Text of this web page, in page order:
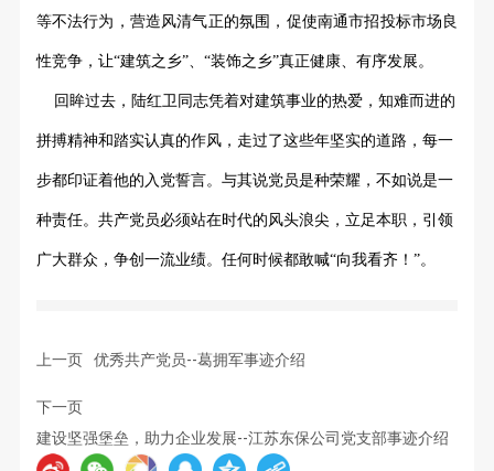
等不法行为，营造风清气正的氛围，促使南通市招投标市场良
性竞争，让“建筑之乡”、“装饰之乡”真正健康、有序发展。
回眸过去，陆红卫同志凭着对建筑事业的热爱，知难而进的
拼搏精神和踏实认真的作风，走过了这些年坚实的道路，每一
步都印证着他的入党誓言。与其说党员是种荣耀，不如说是一
种责任。共产党员必须站在时代的风头浪尖，立足本职，引领
广大群众，争创一流业绩。任何时候都敢喊“向我看齐！”。
上一页 优秀共产党员--葛拥军事迹介绍
下一页
建设坚强堡垒，助力企业发展--江苏东保公司党支部事迹介绍